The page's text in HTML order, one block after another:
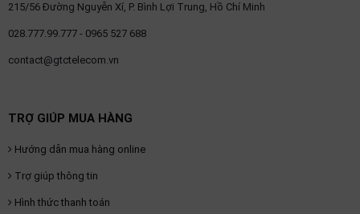
215/56 Đường Nguyễn Xí, P. Bình Lợi Trung, Hồ Chí Minh
028.777.99.777 - 0965 527 688
contact@gtctelecom.vn
TRỢ GIÚP MUA HÀNG
Hướng dẫn mua hàng online
Trợ giúp thông tin
Hình thức thanh toán